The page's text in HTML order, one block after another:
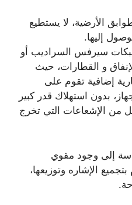
الأرضية، لا يستطيع
إليها.
سيرفس السراديب أو
و القطارات، حيث
إضافية تقوم على
بدون استهلاك قدر كبير
من الإشعاعات التي تخرج
إلى وجود مقوي
الإشاره وتوزيعها،